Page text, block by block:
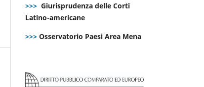
>>> Giurisprudenza delle Corti
Latino-americane
>>> Osservatorio Paesi Area Mena